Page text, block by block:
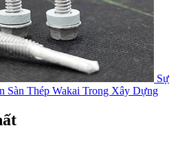
Sự
Sàn Thép Wakai Trong Xây Dựng